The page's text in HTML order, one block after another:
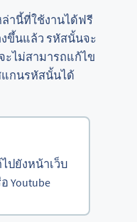
ล่านี้ที่ใช้งานได้ฟรี
ขึ้นแล้ว รหัสนั้นจะ
ไม่สามารถแก้ไข
กนรหัสนั้นได้
ปยังหน้าเว็บ
Youtube